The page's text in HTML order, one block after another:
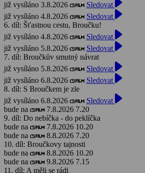
již vysíláno 3.8.2026
Sledovat
již vysíláno 4.8.2026
Sledovat
6. díl: Šťastnou cestu, Broučku!
již vysíláno 4.8.2026
Sledovat
již vysíláno 5.8.2026
Sledovat
7. díl: Broučkův smutný návrat
již vysíláno 5.8.2026
Sledovat
již vysíláno 6.8.2026
Sledovat
8. díl: S Broučkem je zle
již vysíláno 6.8.2026
Sledovat
bude na
7.8.2026 7.20
9. díl: Do nebíčka - do peklíčka
bude na
7.8.2026 10.20
bude na
8.8.2026 7.20
10. díl: Broučkovy tajnosti
bude na
8.8.2026 10.20
bude na
9.8.2026 7.15
11. díl: A měli se rádi